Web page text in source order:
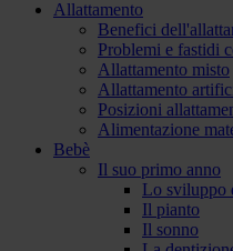
Allattamento
Benefici
Problemi e fastidi
Allattamento misto
Allattamento
Posizioni
Alimentazione
Bebè
Il suo primo anno
Lo sviluppo
Il pianto
Il sonno